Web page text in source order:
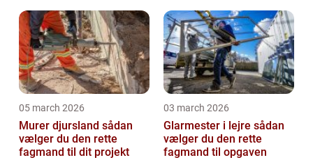
05 march 2026
Murer djursland sådan
vælger du den rette
fagmand til dit projekt
03 march 2026
Glarmester i lejre sådan
vælger du den rette
fagmand til opgaven